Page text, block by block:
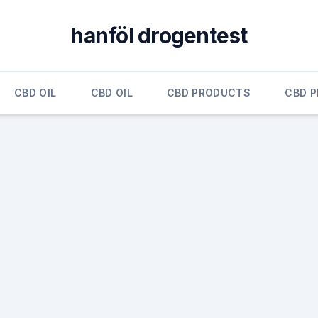
hanföl drogentest
CBD OIL CBD OIL CBD PRODUCTS CBD